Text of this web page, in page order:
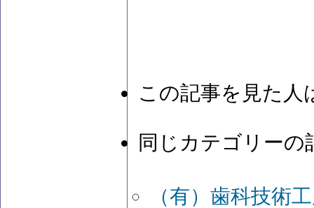
この記事を見た人
同じカテゴリーの
（有）歯科技術